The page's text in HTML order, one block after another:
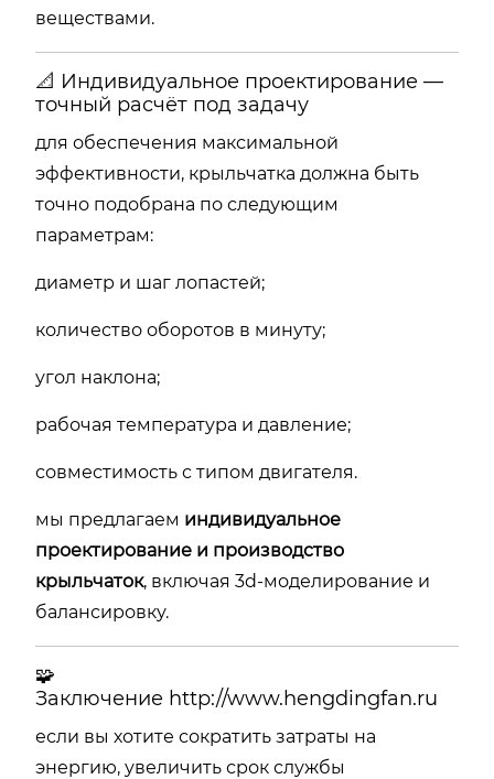
веществами.
📐 Индивидуальное проектирование —
точный расчёт под задачу
для обеспечения максимальной
эффективности, крыльчатка должна быть
точно подобрана по следующим
параметрам:
диаметр и шаг лопастей;
количество оборотов в минуту;
угол наклона;
рабочая температура и давление;
совместимость с типом двигателя.
мы предлагаем индивидуальное
проектирование и производство
крыльчаток, включая 3d-моделирование и
балансировку.
🧩
Заключение http://www.hengdingfan.ru
если вы хотите сократить затраты на
энергию, увеличить срок службы